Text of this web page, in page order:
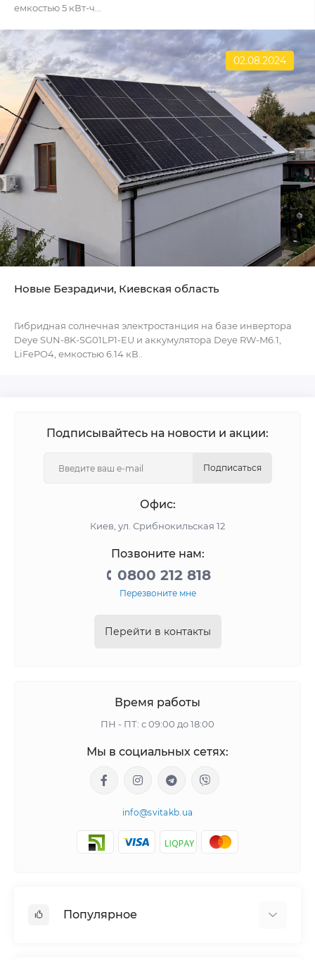
емкостью 5 кВт-ч...
02.08.2024
Новые Безрадичи, Киевская область
Гибридная солнечная электростанция на базе инвертора
Deye SUN-8K-SG01LP1-EU и аккумулятора Deye RW-M6.1,
LiFePO4, емкостью 6.14 кВ..
Подписывайтесь на новости и акции:
Подписаться
Офис:
Киев, ул. Срибнокильская 12
Позвоните нам:
0800 212 818
Перезвоните мне
Перейти в контакты
Время работы
ПН - ПТ: с 09:00 до 18:00
Мы в социальных сетях:
info@svitakb.ua
Популярное